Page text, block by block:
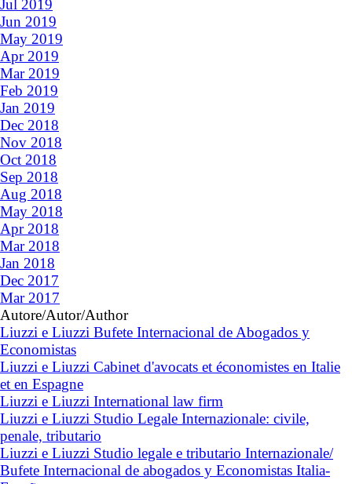
Jul 2019
Jun 2019
May 2019
Apr 2019
Mar 2019
Feb 2019
Jan 2019
Dec 2018
Nov 2018
Oct 2018
Sep 2018
Aug 2018
May 2018
Apr 2018
Mar 2018
Jan 2018
Dec 2017
Mar 2017
Autore/Autor/Author
Liuzzi e Liuzzi Bufete Internacional de Abogados y
Economistas
Liuzzi e Liuzzi Cabinet d'avocats et économistes en Italie
et en Espagne
Liuzzi e Liuzzi International law firm
Liuzzi e Liuzzi Studio Legale Internazionale: civile,
penale, tributario
Liuzzi e Liuzzi Studio legale e tributario Internazionale/
Bufete Internacional de abogados y Economistas Italia-